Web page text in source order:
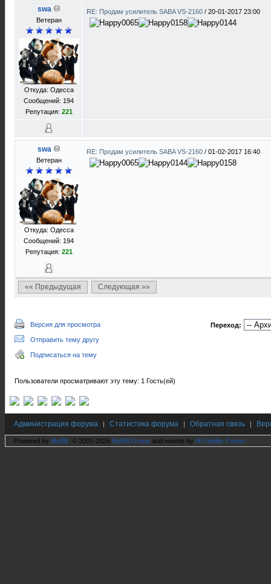
swa
Ветеран
Откуда: Одесса
Сообщений: 194
Репутация: 221
RE: Продам усилитель SABA VS-2160 / 20-01-2017 23:00
swa
Ветеран
Откуда: Одесса
Сообщений: 194
Репутация: 221
RE: Продам усилитель SABA VS-2160 / 01-02-2017 16:40
«« Предыдущая Следующая »»
Версия для просмотра
Отправить тему другу
Подписаться на тему
Переход:
Пользователи просматривают эту тему: 1 Гость(ей)
Администрация форума | Статистика форума | Обратная связь |
Powered by MyBB , © 2001-2026 MyBB Group and rewrite by Hi Fidelity Forum